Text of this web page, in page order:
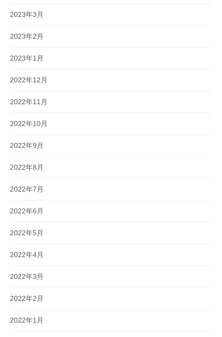
2023年3月
2023年2月
2023年1月
2022年12月
2022年11月
2022年10月
2022年9月
2022年8月
2022年7月
2022年6月
2022年5月
2022年4月
2022年3月
2022年2月
2022年1月